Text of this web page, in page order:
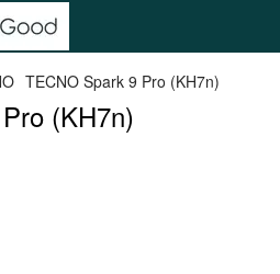
TECNO Spark 9 Pro (KH7n)
(KH7n)